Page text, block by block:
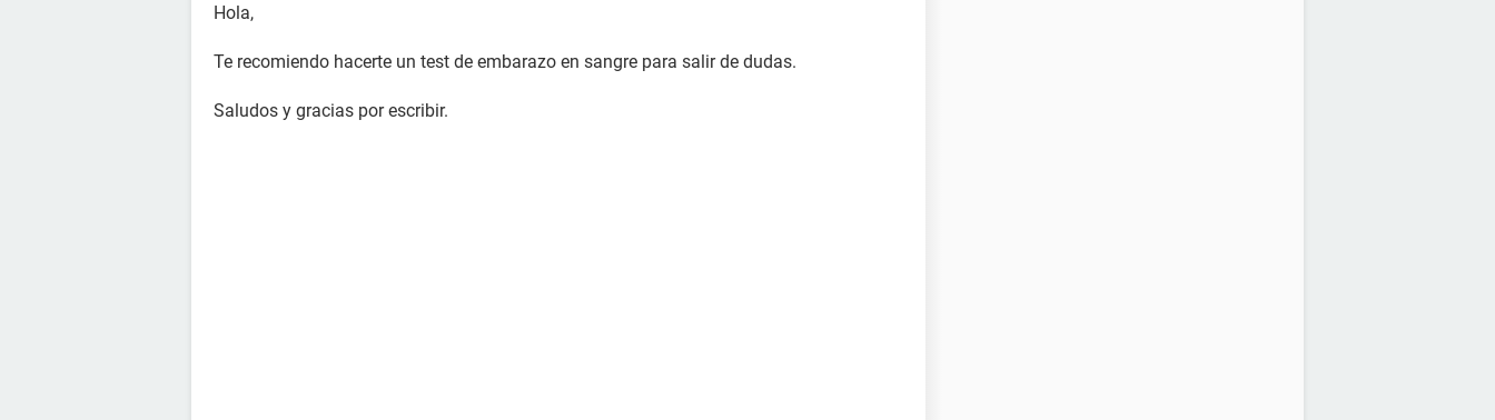
Hola,
Te recomiendo hacerte un test de embarazo en sangre para salir de dudas.
Saludos y gracias por escribir.